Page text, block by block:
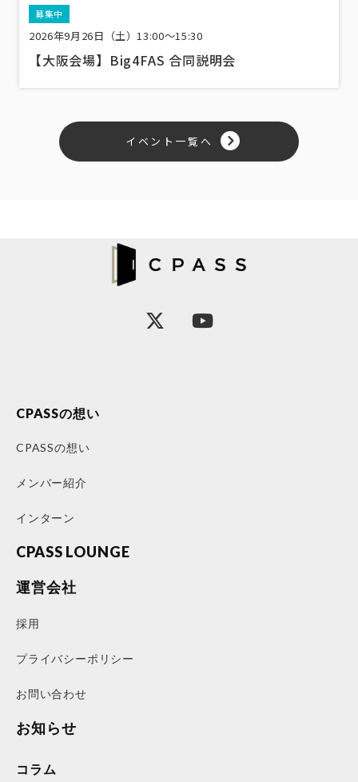
募集中
2026年9月26日（土）13:00〜15:30
【大阪会場】Big4FAS 合同説明会
イベント一覧へ
CPASSの想い
CPASSの想い
メンバー紹介
インターン
CPASS LOUNGE
運営会社
採用
プライバシーポリシー
お問い合わせ
お知らせ
コラム